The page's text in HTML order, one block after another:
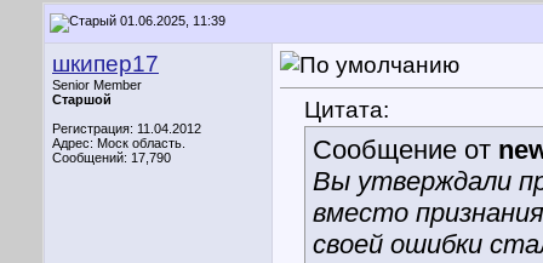
01.06.2025, 11:39
шкипер17
Senior Member
Старшой
Регистрация: 11.04.2012
Адрес: Моск область.
Сообщений: 17,790
Цитата:
Сообщение от
Вы утверждали
вместо признания
своей ошибки